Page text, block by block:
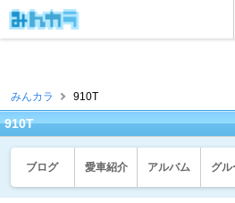
みんカラ 910T
910T
ブログ 愛車紹介 アルバム グル